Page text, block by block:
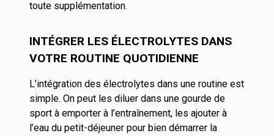
toute supplémentation.
INTÉGRER LES ÉLECTROLYTES DANS
VOTRE ROUTINE QUOTIDIENNE
L’intégration des électrolytes dans une routine est
simple. On peut les diluer dans une gourde de
sport à emporter à l’entraînement, les ajouter à
l’eau du petit-déjeuner pour bien démarrer la